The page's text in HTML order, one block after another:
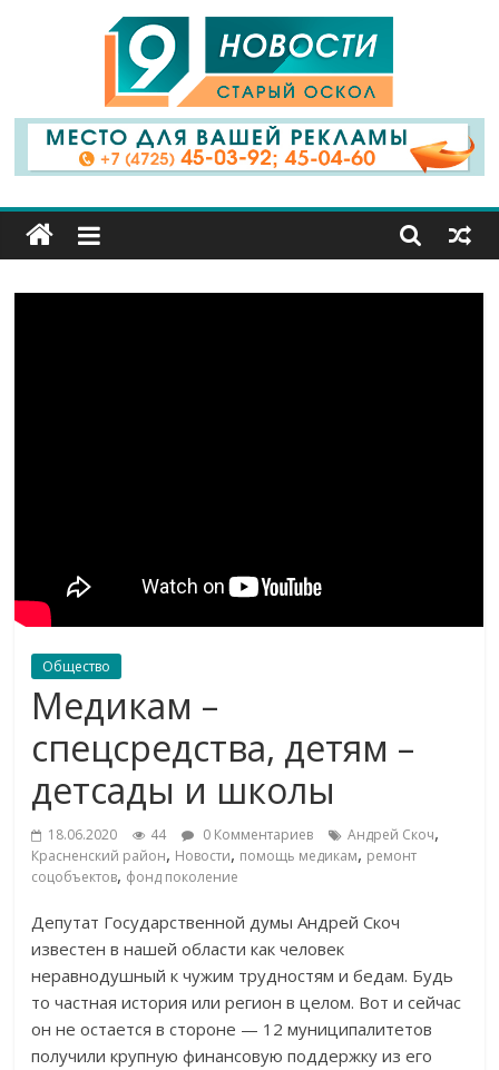
9
Канал
Старый
Общество
Медикам –
спецсредства, детям –
детсады и школы
18.06.2020 44 0 Комментариев Андрей Скоч,
Красненский район, Новости, помощь медикам, ремонт
соцобъектов, фонд поколение
Депутат Государственной думы Андрей Скоч
известен в нашей области как человек
неравнодушный к чужим трудностям и бедам. Будь
то частная история или регион в целом. Вот и сейчас
он не остается в стороне — 12 муниципалитетов
получили крупную финансовую поддержку из его